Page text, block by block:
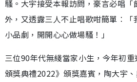
騷。大宇接受本報訪問，豪言必唱「
外，又透露三人不止唱歌咁簡單︰「
小品劇，開開心心做場騷！」
三位90年代無綫當家小生，今年初
頒獎典禮2022》頒獎嘉賓，陶大宇